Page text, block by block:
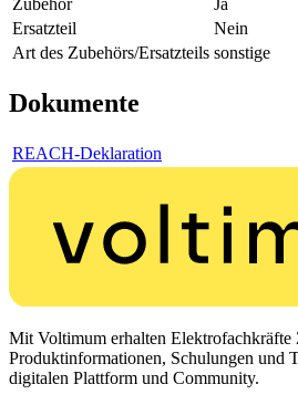
Ersatzteil
Nein
Art des Zubehörs/Ersatzteils sonstige
Dokumente
REACH-Deklaration
Mit Voltimum erhalten Elektrofachkräfte
Produktinformationen, Schulungen und
digitalen Plattform und Community.